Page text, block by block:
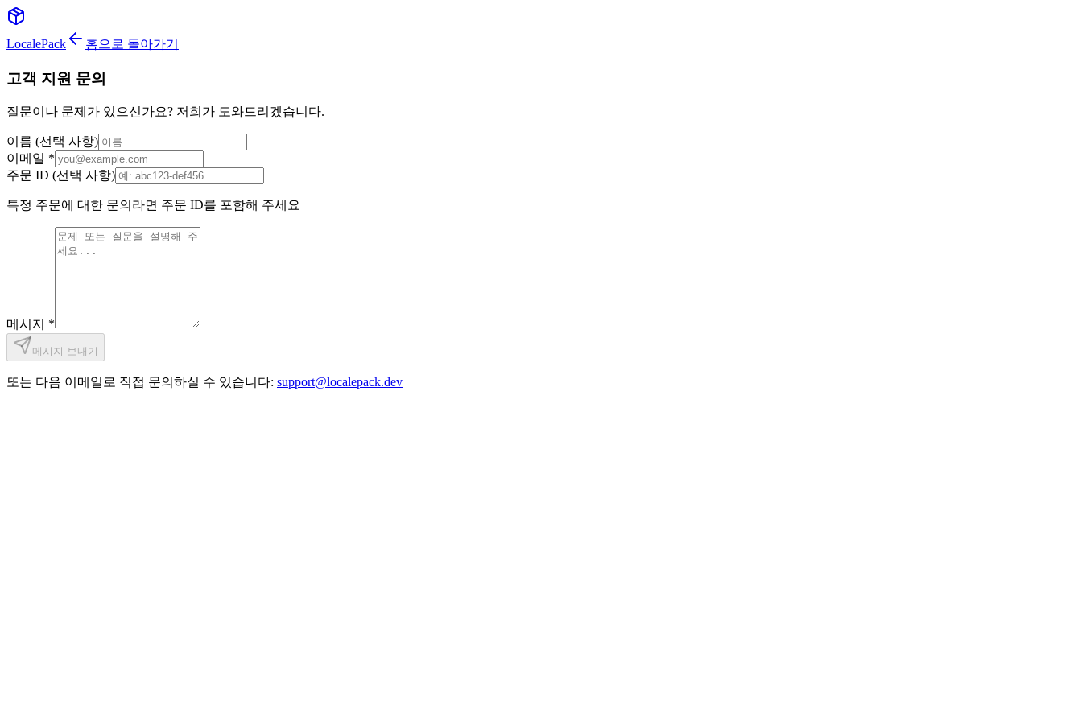
LocalePack 홈으로 돌아가기
고객 지원 문의
질문이나 문제가 있으신가요? 저희가 도와드리겠습니다.
이름 (선택 사항)
이메일 *
주문 ID (선택 사항)
특정 주문에 대한 문의라면 주문 ID를 포함해 주세요
메시지 *
메시지 보내기
또는 다음 이메일로 직접 문의하실 수 있습니다: support@localepack.dev